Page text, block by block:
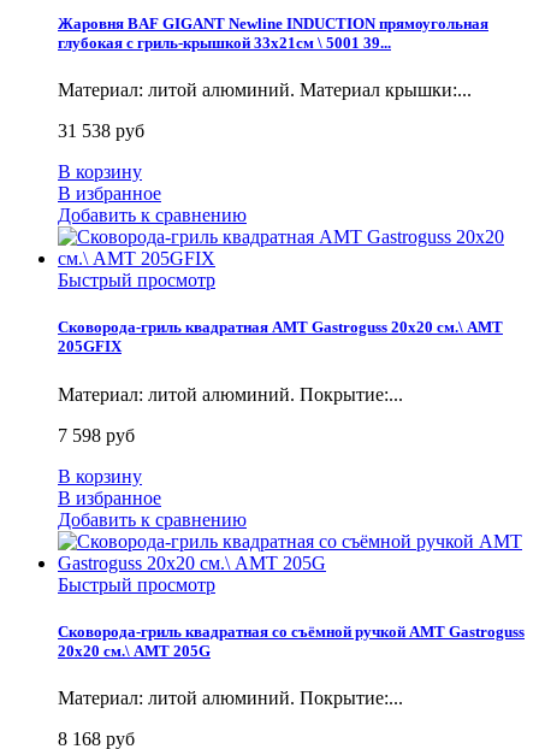
Жаровня BAF GIGANT Newline INDUCTION прямоугольная
глубокая с гриль-крышкой 33x21см \ 5001 39...
Материал: литой алюминий. Материал крышки:...
31 538 руб
В корзину
В избранное
Добавить к сравнению
Быстрый просмотр
Сковорода-гриль квадратная AMT Gastroguss 20x20 см.\ AMT
205GFIX
Материал: литой алюминий. Покрытие:...
7 598 руб
В корзину
В избранное
Добавить к сравнению
Быстрый просмотр
Сковорода-гриль квадратная со съёмной ручкой AMT Gastroguss
20x20 см.\ AMT 205G
Материал: литой алюминий. Покрытие:...
8 168 руб